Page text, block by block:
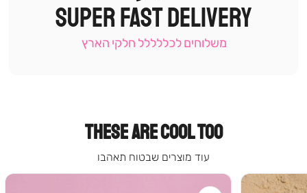
|
תומכי
-
SUPER FAST DELIVERY
משלוחים לכללללל חלקי הארץ
THESE ARE COOL TOO
עוד מוצרים שבטוח תאהבו